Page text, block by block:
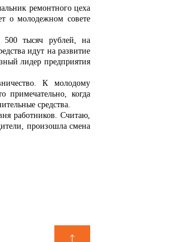
ремонтного цеха
о молодежном совете
500 тысяч рублей, на
идут на развитие
лидер предприятия
К молодому
примечательно, когда
средства.
работников. Считаю,
произошла смена